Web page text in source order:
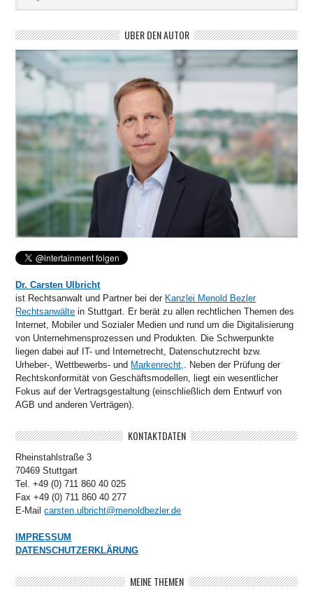
ÜBER DEN AUTOR
Dr. Carsten Ulbricht
ist Rechtsanwalt und Partner bei der Kanzlei Menold Bezler
Rechtsanwälte in Stuttgart. Er berät zu allen rechtlichen Themen des
Internet, Mobiler und Sozialer Medien und rund um die Digitalisierung
von Unternehmensprozessen und Produkten. Die Schwerpunkte
liegen dabei auf IT- und Internetrecht, Datenschutzrecht bzw.
Urheber-, Wettbewerbs- und Markenrecht,. Neben der Prüfung der
Rechtskonformität von Geschäftsmodellen, liegt ein wesentlicher
Fokus auf der Vertragsgestaltung (einschließlich dem Entwurf von
AGB und anderen Verträgen).
KONTAKTDATEN
Rheinstahlstraße 3
70469 Stuttgart
Tel. +49 (0) 711 860 40 025
Fax +49 (0) 711 860 40 277
E-Mailcarsten.ulbricht@menoldbezler.de
IMPRESSUM
DATENSCHUTZERKLÄRUNG
MEINE THEMEN